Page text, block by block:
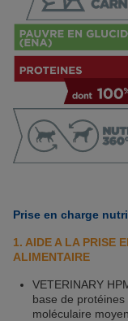
Prise en charge
1. AIDE A LA PRISE
ALIMENTAIRE
VETERINARY
base de
moléculaire